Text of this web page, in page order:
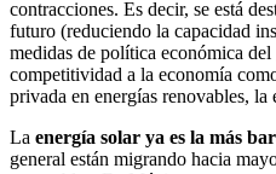
contracciones. Es decir, se está
futuro (reduciendo la capacidad
medidas de política económica
competitividad a la economía
privada en energías renovables,
La energía solar ya es la más
general están migrando hacia